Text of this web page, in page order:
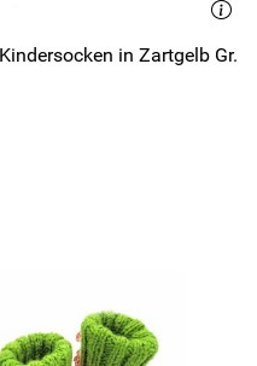
in Zartgelb Gr.